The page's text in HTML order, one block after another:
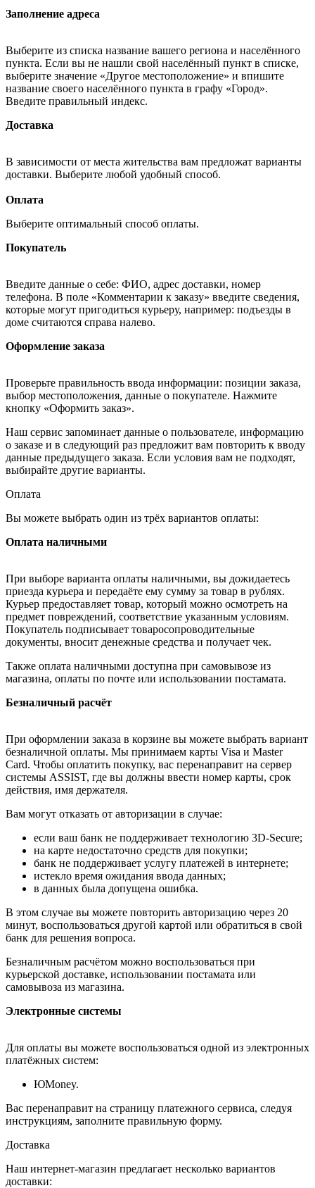
Заполнение адреса
Выберите из списка название вашего региона и населённого
пункта. Если вы не нашли свой населённый пункт в списке,
выберите значение «Другое местоположение» и впишите
название своего населённого пункта в графу «Город».
Введите правильный индекс.
Доставка
В зависимости от места жительства вам предложат варианты
доставки. Выберите любой удобный способ.
Оплата
Выберите оптимальный способ оплаты.
Покупатель
Введите данные о себе: ФИО, адрес доставки, номер
телефона. В поле «Комментарии к заказу» введите сведения,
которые могут пригодиться курьеру, например: подъезды в
доме считаются справа налево.
Оформление заказа
Проверьте правильность ввода информации: позиции заказа,
выбор местоположения, данные о покупателе. Нажмите
кнопку «Оформить заказ».
Наш сервис запоминает данные о пользователе, информацию
о заказе и в следующий раз предложит вам повторить к вводу
данные предыдущего заказа. Если условия вам не подходят,
выбирайте другие варианты.
Оплата
Вы можете выбрать один из трёх вариантов оплаты:
Оплата наличными
При выборе варианта оплаты наличными, вы дожидаетесь
приезда курьера и передаёте ему сумму за товар в рублях.
Курьер предоставляет товар, который можно осмотреть на
предмет повреждений, соответствие указанным условиям.
Покупатель подписывает товаросопроводительные
документы, вносит денежные средства и получает чек.
Также оплата наличными доступна при самовывозе из
магазина, оплаты по почте или использовании постамата.
Безналичный расчёт
При оформлении заказа в корзине вы можете выбрать вариант
безналичной оплаты. Мы принимаем карты Visa и Master
Card. Чтобы оплатить покупку, вас перенаправит на сервер
системы ASSIST, где вы должны ввести номер карты, срок
действия, имя держателя.
Вам могут отказать от авторизации в случае:
если ваш банк не поддерживает технологию 3D-Secure;
на карте недостаточно средств для покупки;
банк не поддерживает услугу платежей в интернете;
истекло время ожидания ввода данных;
в данных была допущена ошибка.
В этом случае вы можете повторить авторизацию через 20
минут, воспользоваться другой картой или обратиться в свой
банк для решения вопроса.
Безналичным расчётом можно воспользоваться при
курьерской доставке, использовании постамата или
самовывоза из магазина.
Электронные системы
Для оплаты вы можете воспользоваться одной из электронных
платёжных систем:
ЮMoney.
Вас перенаправит на страницу платежного сервиса, следуя
инструкциям, заполните правильную форму.
Доставка
Наш интернет-магазин предлагает несколько вариантов
доставки: